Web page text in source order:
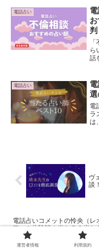
果
電話占い
ら
話
悪
や
電話占い
選
電
ラ
は
ヴ
談
電話占いコメットの怜央（レ
口コミ体験談！当たる？当た
運営者情報 利用規約